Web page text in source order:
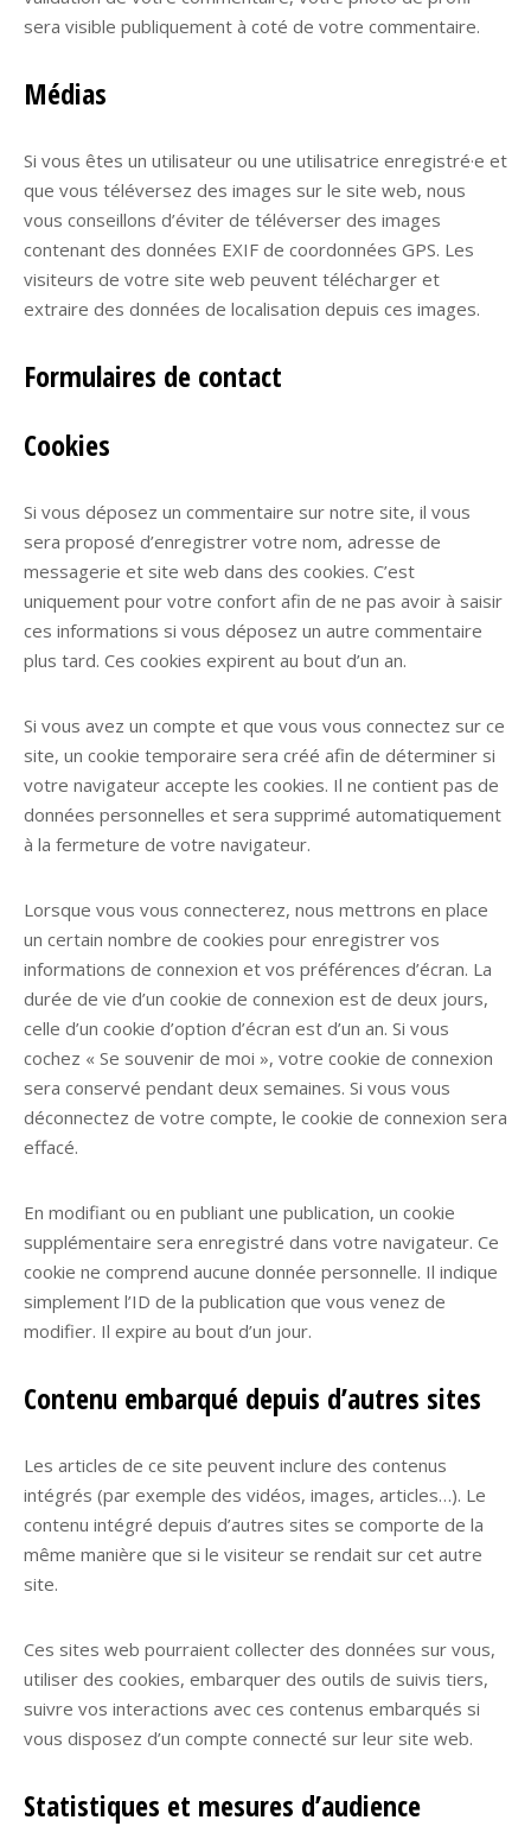
sera visible publiquement à coté de votre commentaire.
Médias
Si vous êtes un utilisateur ou une utilisatrice enregistré·e et
que vous téléversez des images sur le site web, nous
vous conseillons d’éviter de téléverser des images
contenant des données EXIF de coordonnées GPS. Les
visiteurs de votre site web peuvent télécharger et
extraire des données de localisation depuis ces images.
Formulaires de contact
Cookies
Si vous déposez un commentaire sur notre site, il vous
sera proposé d’enregistrer votre nom, adresse de
messagerie et site web dans des cookies. C’est
uniquement pour votre confort afin de ne pas avoir à saisir
ces informations si vous déposez un autre commentaire
plus tard. Ces cookies expirent au bout d’un an.
Si vous avez un compte et que vous vous connectez sur ce
site, un cookie temporaire sera créé afin de déterminer si
votre navigateur accepte les cookies. Il ne contient pas de
données personnelles et sera supprimé automatiquement
à la fermeture de votre navigateur.
Lorsque vous vous connecterez, nous mettrons en place
un certain nombre de cookies pour enregistrer vos
informations de connexion et vos préférences d’écran. La
durée de vie d’un cookie de connexion est de deux jours,
celle d’un cookie d’option d’écran est d’un an. Si vous
cochez « Se souvenir de moi », votre cookie de connexion
sera conservé pendant deux semaines. Si vous vous
déconnectez de votre compte, le cookie de connexion sera
effacé.
En modifiant ou en publiant une publication, un cookie
supplémentaire sera enregistré dans votre navigateur. Ce
cookie ne comprend aucune donnée personnelle. Il indique
simplement l’ID de la publication que vous venez de
modifier. Il expire au bout d’un jour.
Contenu embarqué depuis d’autres sites
Les articles de ce site peuvent inclure des contenus
intégrés (par exemple des vidéos, images, articles…). Le
contenu intégré depuis d’autres sites se comporte de la
même manière que si le visiteur se rendait sur cet autre
site.
Ces sites web pourraient collecter des données sur vous,
utiliser des cookies, embarquer des outils de suivis tiers,
suivre vos interactions avec ces contenus embarqués si
vous disposez d’un compte connecté sur leur site web.
Statistiques et mesures d’audience